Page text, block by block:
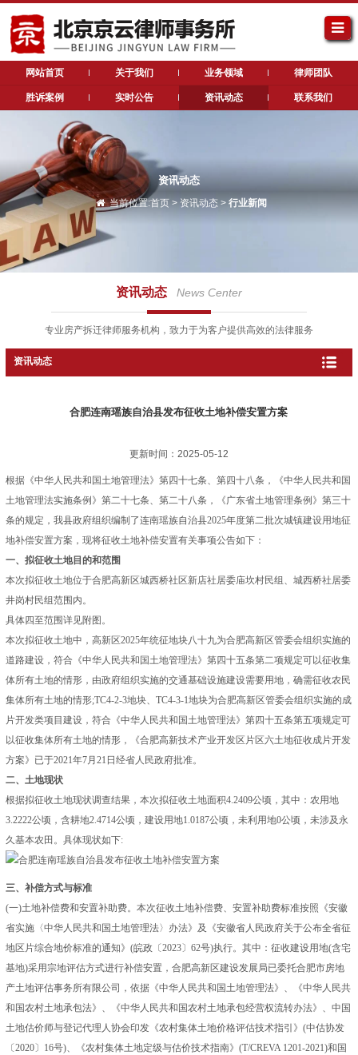
网站首页 关于我们 业务领域 律师团队
胜诉案例 实时公告 资讯动态 联系我们
资讯动态
当前位置:首页> 资讯动态 > 行业新闻
资讯动态 News Center
专业房产拆迁律师服务机构，致力于为客户提供高效的法律服务
资讯动态
合肥连南瑶族自治县发布征收土地补偿安置方案
更新时间：2025-05-12
根据《中华人民共和国土地管理法》第四十七条、第四十八条，《中华人民共和国
土地管理法实施条例》第二十七条、第二十八条，《广东省土地管理条例》第三十
条的规定，我县政府组织编制了连南瑶族自治县2025年度第二批次城镇建设用地征
地补偿安置方案，现将征收土地补偿安置有关事项公告如下：
一、拟征收土地目的和范围
本次拟征收土地位于合肥高新区城西桥社区新店社居委庙坎村民组、城西桥社居委
井岗村民组范围内。
具体四至范围详见附图。
本次拟征收土地中，高新区2025年统征地块八十九为合肥高新区管委会组织实施的
道路建设，符合《中华人民共和国土地管理法》第四十五条第二项规定可以征收集
体所有土地的情形，由政府组织实施的交通基础设施建设需要用地，确需征收农民
集体所有土地的情形;TC4-2-3地块、TC4-3-1地块为合肥高新区管委会组织实施的成
片开发类项目建设，符合《中华人民共和国土地管理法》第四十五条第五项规定可
以征收集体所有土地的情形，《合肥高新技术产业开发区片区六土地征收成片开发
方案》已于2021年7月21日经省人民政府批准。
二、土地现状
根据拟征收土地现状调查结果，本次拟征收土地面积4.2409公顷，其中：农用地
3.2222公顷，含耕地2.4714公顷，建设用地1.0187公顷，未利用地0公顷，未涉及永
久基本农田。具体现状如下:
三、补偿方式与标准
(一)土地补偿费和安置补助费。本次征收土地补偿费、安置补助费标准按照《安徽
省实施〈中华人民共和国土地管理法〉办法》及《安徽省人民政府关于公布全省征
地区片综合地价标准的通知》(皖政〔2023〕62号)执行。其中：征收建设用地(含宅
基地)采用宗地评估方式进行补偿安置，合肥高新区建设发展局已委托合肥市房地
产土地评估事务所有限公司，依据《中华人民共和国土地管理法》、《中华人民共
和国农村土地承包法》、《中华人民共和国农村土地承包经营权流转办法》、中国
土地估价师与登记代理人协会印发《农村集体土地价格评估技术指引》(中估协发
〔2020〕16号)、《农村集体土地定级与估价技术指南》(T/CREVA 1201-2021)和国